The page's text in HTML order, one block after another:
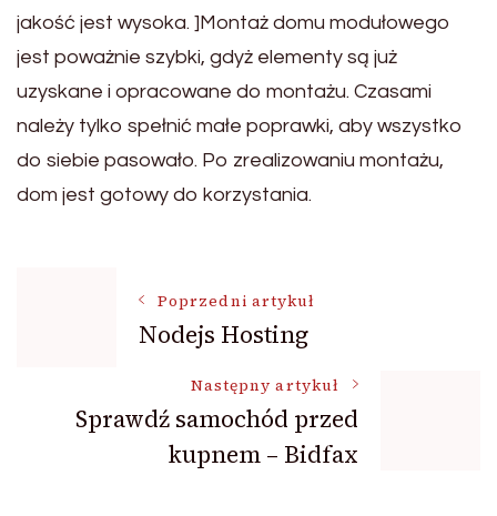
jakość jest wysoka. ]Montaż domu modułowego
jest poważnie szybki, gdyż elementy są już
uzyskane i opracowane do montażu. Czasami
należy tylko spełnić małe poprawki, aby wszystko
do siebie pasowało. Po zrealizowaniu montażu,
dom jest gotowy do korzystania.
NawigacjaPoprzedni artykuł
Nodejs Hosting
Następny artykuł
Sprawdź samochód przed
kupnem – Bidfax